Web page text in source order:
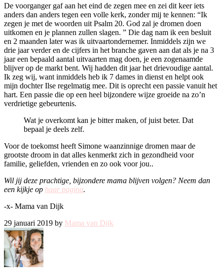
De voorganger gaf aan het eind de zegen mee en zei dit keer iets
anders dan anders tegen een volle kerk, zonder mij te kennen: “Ik
zegen je met de woorden uit Psalm 20. God zal je dromen doen
uitkomen en je plannen zullen slagen. ” Die dag nam ik een besluit
en 2 maanden later was ik uitvaartondernemer. Inmiddels zijn we
drie jaar verder en de cijfers in het branche gaven aan dat als je na 3
jaar een bepaald aantal uitvaarten mag doen, je een zogenaamde
blijver op de markt bent. Wij hadden dit jaar het drievoudige aantal.
Ik zeg wij, want inmiddels heb ik 7 dames in dienst en helpt ook
mijn dochter Ilse regelmatig mee. Dit is oprecht een passie vanuit het
hart. Een passie die op een heel bijzondere wijze groeide na zo’n
verdrietige gebeurtenis.
Wat je overkomt kan je bitter maken, of juist beter. Dat
bepaal je deels zelf.
Voor de toekomst heeft Simone waanzinnige dromen maar de
grootste droom in dat alles kenmerkt zich in gezondheid voor
familie, geliefden, vrienden en zo ook voor jou..
Wil jij deze prachtige, bijzondere mama blijven volgen? Neem dan
een kijkje op haar pagina.
-x- Mama van Dijk
29 januari 2019 by Mama van Dijk